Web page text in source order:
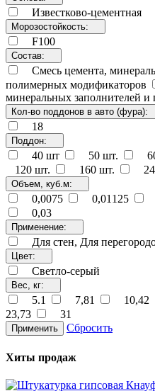
Известково-цементная
Морозостойкость:
F100
Состав:
Смесь цемента,
полимерных модификаторов
минеральных заполнителей
Кол-во поддонов в авто (фура):
18
Поддон:
40 шт 50 шт.
120 шт.
160 шт.
Объем, куб.м:
0,0075 0,01125
0,03
Применение:
Для стен, Для
Цвет:
Светло-серый
Вес, кг:
5.1 7,81 10,42
23,73
31
Применить Сбросить
Хиты продаж